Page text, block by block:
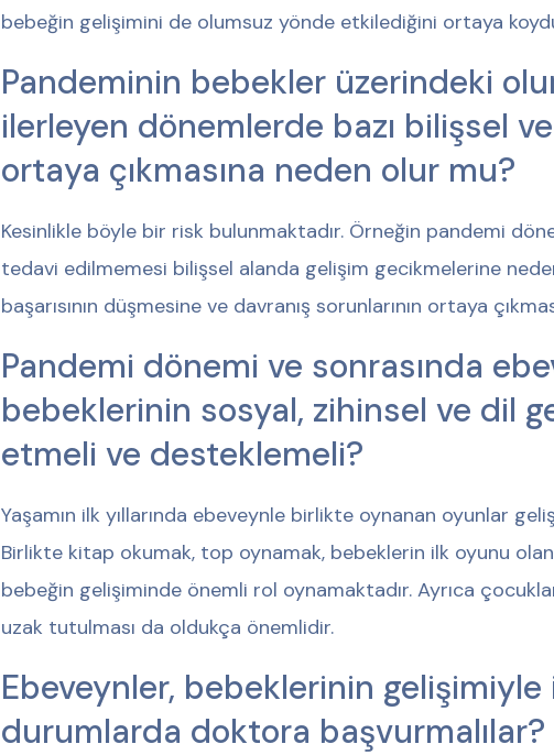
bebeğin gelişimini de olumsuz yönde etkilediğini ortaya
Pandeminin bebekler üzerindeki
ilerleyen dönemlerde bazı bilişsel
ortaya çıkmasına neden olur mu?
Kesinlikle böyle bir risk bulunmaktadır. Örneğin pandemi
tedavi edilmemesi bilişsel alanda gelişim gecikmelerine
başarısının düşmesine ve davranış sorunlarının ortaya
Pandemi dönemi ve sonrasında
bebeklerinin sosyal, zihinsel ve dil
etmeli ve desteklemeli?
Yaşamın ilk yıllarında ebeveynle birlikte oynanan oyunlar
Birlikte kitap okumak, top oynamak, bebeklerin ilk oyunu
bebeğin gelişiminde önemli rol oynamaktadır. Ayrıca
uzak tutulması da oldukça önemlidir.
Ebeveynler, bebeklerinin gelişimiyle
durumlarda doktora başvurmalılar?